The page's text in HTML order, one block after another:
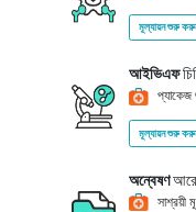
মূল্যায়ন শুরু
আইভিএফ
মূল্যায়ন শুরু
অন্বেষণ
সাশ্রয়ী